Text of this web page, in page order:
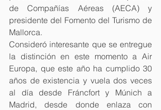
de Compañías Aéreas (AECA) y
presidente del Fomento del Turismo de
Mallorca.
Consideró interesante que se entregue
la distinción en este momento a Air
Europa, que este año ha cumplido 30
años de existencia y vuela dos veces
al día desde Fráncfort y Múnich a
Madrid, desde donde enlaza con